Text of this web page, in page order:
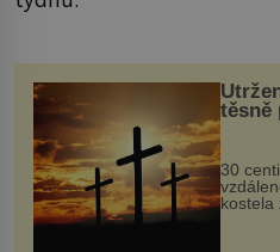
těsně
30
kostela